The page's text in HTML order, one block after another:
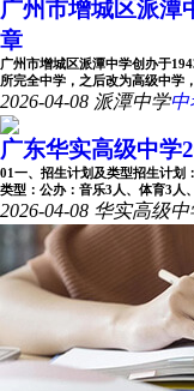
广州市增城区派潭
章
广州市增城区派潭中学创办于
所完全中学，之后改为高级中学
2026-04-08 派潭中学中
广东华实高级中学
01一、招生计划及类型招生计划
类型：公办：音乐3人、体育3人
2026-04-08 华实高级中